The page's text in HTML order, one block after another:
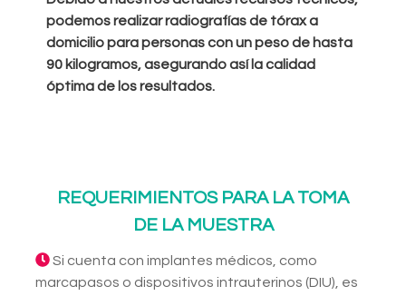
podemos realizar radiografías de tórax a
domicilio para personas con un peso de hasta
90 kilogramos, asegurando así la calidad
óptima de los resultados.
REQUERIMIENTOS PARA LA TOMA
DE LA MUESTRA
Si cuenta con implantes médicos, como
marcapasos o dispositivos intrauterinos (DIU), es